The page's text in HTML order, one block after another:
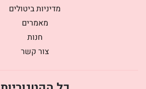
מדיניות ביטולים
מאמרים
חנות
צור קשר